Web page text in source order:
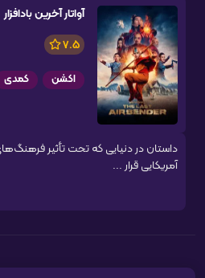
آواتار آخرین بادافزار
7.5
اکشن کمدی
داستان در دنیایی که تحت تأثیر
آمریکایی قرار ...